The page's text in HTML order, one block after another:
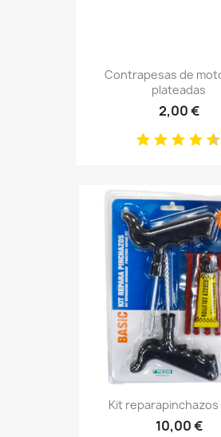
Contrapesas de
plateadas
2,00 €
Kit reparapinchazos
10,00 €